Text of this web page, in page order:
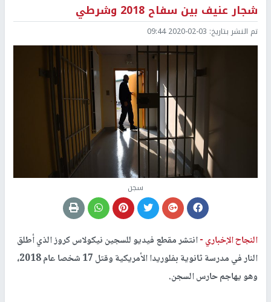
شجار عنيف بين سفاح 2018 وشرطي
تم النشر بتاريخ: 2020-02-03 09:44
سجن
النجاح الإخباري -انتشر مقطع فيديو للسجين نيكولاس كروز الذي أطلق
النار في مدرسة ثانوية بفلوريدا الأمريكية وقتل 17 شخصا عام 2018،
وهو يهاجم حارس السجن.